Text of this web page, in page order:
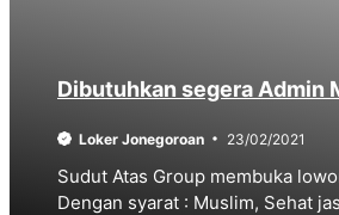
Dibutuhkan segera Admin
Loker Jonegoroan 23/02/2021
Sudut Atas Group membuka
Dengan syarat : Muslim, Sehat